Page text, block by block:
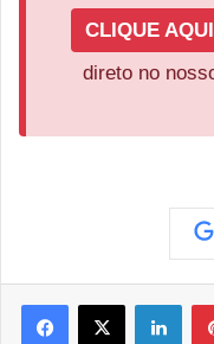
CLIQUE
direto no
Facebook
X